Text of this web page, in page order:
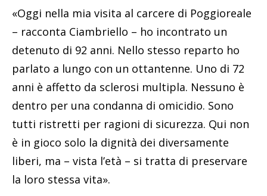
«Oggi nella mia visita al carcere di Poggioreale
– racconta Ciambriello – ho incontrato un
detenuto di 92 anni. Nello stesso reparto ho
parlato a lungo con un ottantenne. Uno di 72
anni è affetto da sclerosi multipla. Nessuno è
dentro per una condanna di omicidio. Sono
tutti ristretti per ragioni di sicurezza. Qui non
è in gioco solo la dignità dei diversamente
liberi, ma – vista l’età – si tratta di preservare
la loro stessa vita».